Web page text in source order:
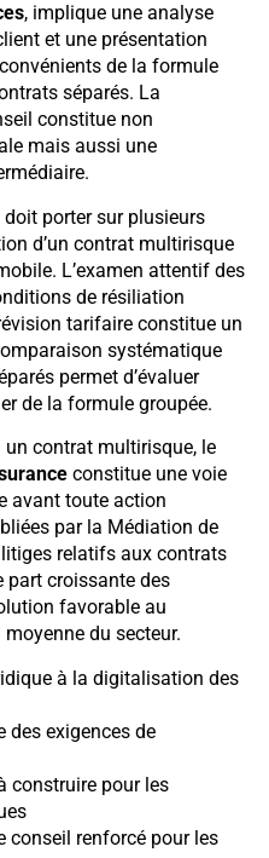
, implique une analyse
et une présentation
de la formule
séparés. La
constitue non
mais aussi une
doit porter sur plusieurs
d’un contrat multirisque
L’examen attentif des
de résiliation
tarifaire constitue un
systématique
permet d’évaluer
de la formule groupée.
un contrat multirisque, le
constitue une voie
avant toute action
par la Médiation de
litiges relatifs aux contrats
part croissante des
favorable au
du secteur.
à la digitalisation des
des exigences de
construire pour les
conseil renforcé pour les